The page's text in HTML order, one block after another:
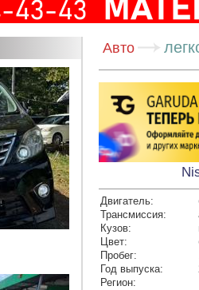
Авто
Двигатель:
Трансмиссия:
Кузов:
Цвет:
Пробег:
Год выпуска:
Регион: